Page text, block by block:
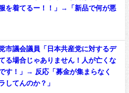
を着てるー！！」→「新品で何が悪
市議会議員「日本共産党に対するデ
る場合じゃありません！人が亡くな
す！」→ 反応「募金が集まらなく
してんのか？」